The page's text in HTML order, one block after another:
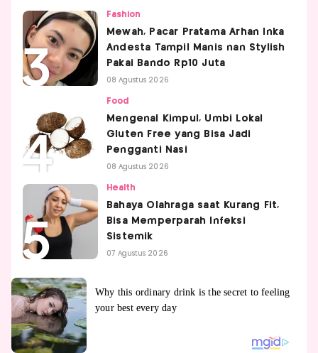
Fashion
Mewah, Pacar Pratama Arhan Inka
Andesta Tampil Manis nan Stylish
Pakai Bando Rp10 Juta
08 Agustus 2026
Food
Mengenal Kimpul, Umbi Lokal
Gluten Free yang Bisa Jadi
Pengganti Nasi
08 Agustus 2026
Health
Bahaya Olahraga saat Kurang Fit,
Bisa Memperparah Infeksi
Sistemik
07 Agustus 2026